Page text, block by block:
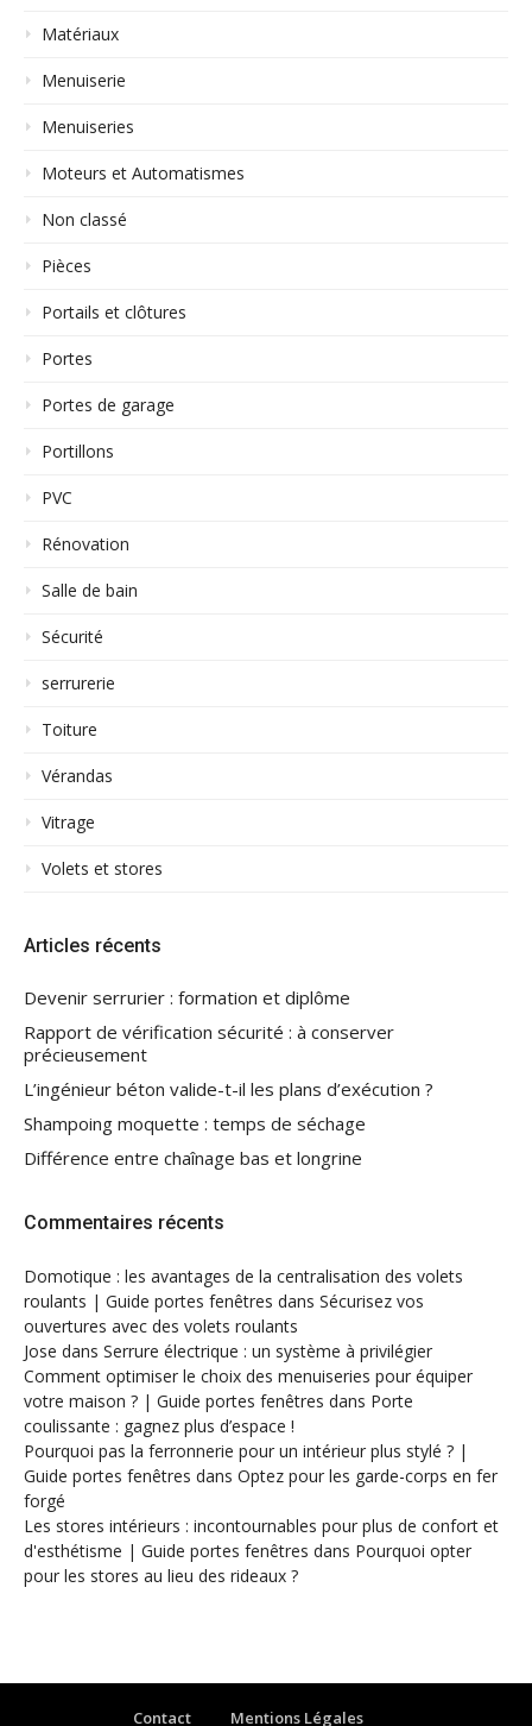
Matériaux
Menuiserie
Menuiseries
Moteurs et Automatismes
Non classé
Pièces
Portails et clôtures
Portes
Portes de garage
Portillons
PVC
Rénovation
Salle de bain
Sécurité
serrurerie
Toiture
Vérandas
Vitrage
Volets et stores
Articles récents
Devenir serrurier : formation et diplôme
Rapport de vérification sécurité : à conserver
précieusement
L’ingénieur béton valide-t-il les plans d’exécution ?
Shampoing moquette : temps de séchage
Différence entre chaînage bas et longrine
Commentaires récents
Domotique : les avantages de la centralisation des volets
roulants | Guide portes fenêtres dans Sécurisez vos
ouvertures avec des volets roulants
Jose dans Serrure électrique : un système à privilégier
Comment optimiser le choix des menuiseries pour équiper
votre maison ? | Guide portes fenêtres dans Porte
coulissante : gagnez plus d’espace !
Pourquoi pas la ferronnerie pour un intérieur plus stylé ? |
Guide portes fenêtres dans Optez pour les garde-corps en fer
forgé
Les stores intérieurs : incontournables pour plus de confort et
d'esthétisme | Guide portes fenêtres dans Pourquoi opter
pour les stores au lieu des rideaux ?
Contact Mentions Légales